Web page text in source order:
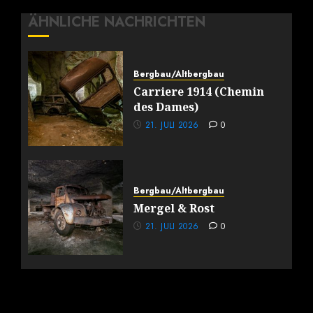
ÄHNLICHE NACHRICHTEN
Bergbau/Altbergbau
Carriere 1914 (Chemin
des Dames)
21. JULI 2026 0
Bergbau/Altbergbau
Mergel & Rost
21. JULI 2026 0